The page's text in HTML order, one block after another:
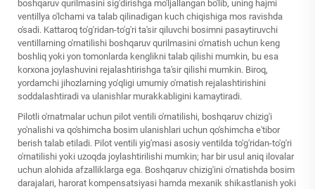
boshqaruv qurilmasini sig'dirishga mo'ljallangan bo'lib, uning hajmi
ventillya o'lchami va talab qilinadigan kuch chiqishiga mos ravishda
o'sadi. Kattaroq to'g'ridan-to'g'ri ta'sir qiluvchi bosimni pasaytiruvchi
ventillarning o'rnatilishi boshqaruv qurilmasini o'rnatish uchun keng
boshliq yoki yon tomonlarda kenglikni talab qilishi mumkin, bu esa
korxona joylashuvini rejalashtirishga ta'sir qilishi mumkin. Biroq,
yordamchi jihozlarning yo'qligi umumiy o'rnatish rejalashtirishini
soddalashtiradi va ulanishlar murakkabligini kamaytiradi.
Pilotli o'rnatmalar uchun pilot ventili o'rnatilishi, boshqaruv chizig'i
yo'nalishi va qo'shimcha bosim ulanishlari uchun qo'shimcha e'tibor
berish talab etiladi. Pilot ventili yig'masi asosiy ventilda to'g'ridan-to'g'ri
o'rnatilishi yoki uzoqda joylashtirilishi mumkin; har bir usul aniq ilovalar
uchun alohida afzalliklarga ega. Boshqaruv chizig'ini o'rnatishda bosim
darajalari, harorat kompensatsiyasi hamda mexanik shikastlanish yoki